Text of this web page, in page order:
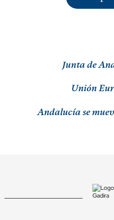
Junta de
Unión
Andalucía se